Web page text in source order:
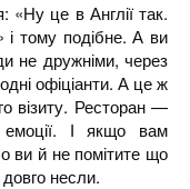
це в Англії так.
тому подібне. А ви
не дружніми, через
офіціанти. А це ж
візиту. Ресторан —
І якщо вам
ви й не помітите що
несли.